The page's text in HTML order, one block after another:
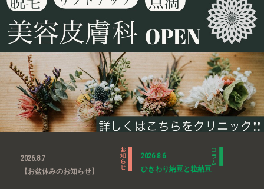
2026.8.7
【お盆休みのお知らせ】
2026.8.6
ひきわり納豆と粒納豆